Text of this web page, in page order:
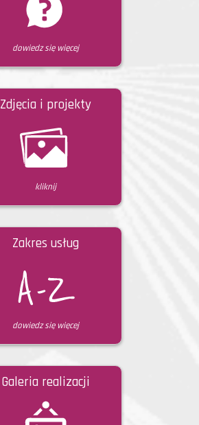
dowiedz się więcej
Zdjęcia i projekty
kliknij
Zakres usług
dowiedz się więcej
Galeria realizacji